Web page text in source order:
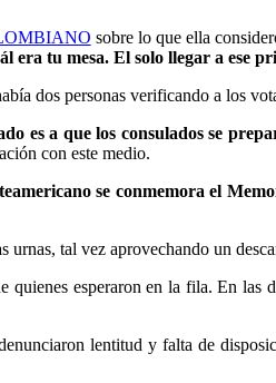
sobre lo que ella
era tu mesa. El solo llegar a ese
dos personas verificando a los
es a que los consulados se
con este medio.
se conmemora el
tal vez aprovechando un
esperaron en la fila. En las
lentitud y falta de